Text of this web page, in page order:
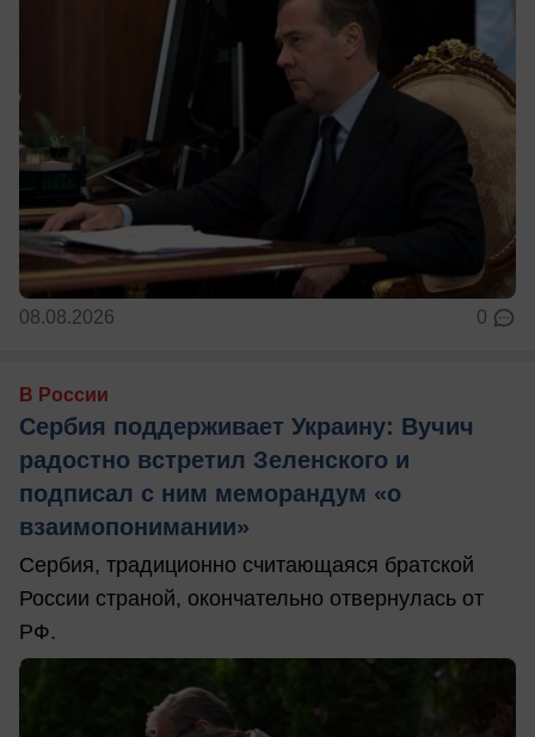
08.08.2026 0
В России
Сербия поддерживает Украину: Вучич
радостно встретил Зеленского и
подписал с ним меморандум «о
взаимопонимании»
Сербия, традиционно считающаяся братской
России страной, окончательно отвернулась от
РФ.